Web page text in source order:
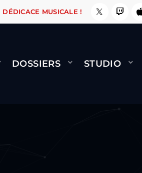
ÇA LE FAIT ! NAMI
DÉDICACE MUSICALE !
DOSSIERS STUDIO